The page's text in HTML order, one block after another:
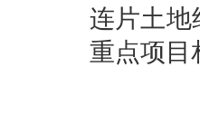
连片土地
重点项目